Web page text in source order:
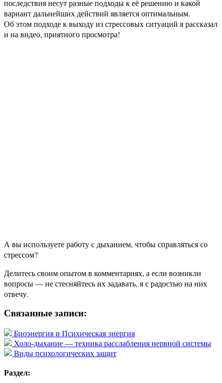
последствия несут разные подходы к её решению и какой
вариант дальнейших действий является оптимальным.
Об этом подходе к выходу из стрессовых ситуаций я рассказал
и на видео, приятного просмотра!
А вы используете работу с дыханием, чтобы справляться со
стрессом?
Делитесь своим опытом в комментариях, а если возникли
вопросы — не стесняйтесь их задавать, я с радостью на них
отвечу.
Связанные записи:
Биоэнергия и Психическая энергия
Холо-дыхание — техника расслабления нервной системы
Виды психологических защит
Раздел: